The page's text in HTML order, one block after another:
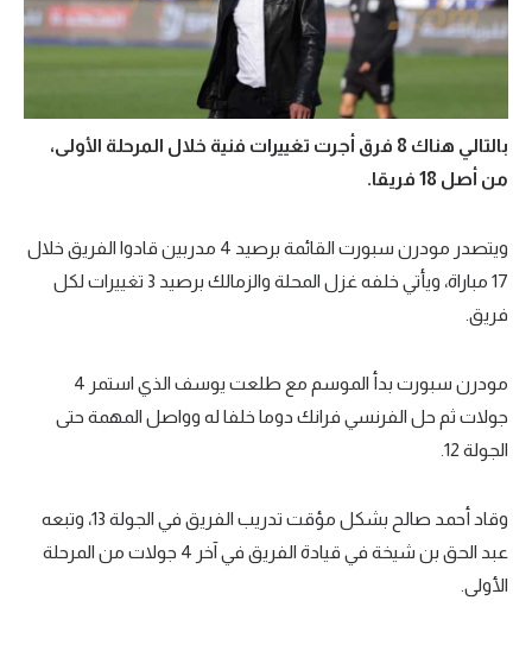
بالتالي هناك 8 فرق أجرت تغييرات فنية خلال المرحلة الأولى،
من أصل 18 فريقا.
ويتصدر مودرن سبورت القائمة برصيد 4 مدربين قادوا الفريق خلال
17 مباراة، ويأتي خلفه غزل المحلة والزمالك برصيد 3 تغييرات لكل
فريق.
مودرن سبورت بدأ الموسم مع طلعت يوسف الذي استمر 4
جولات ثم حل الفرنسي فرانك دوما خلفا له وواصل المهمة حتى
الجولة 12.
وقاد أحمد صالح بشكل مؤقت تدريب الفريق في الجولة 13، وتبعه
عبد الحق بن شيخة في قيادة الفريق في آخر 4 جولات من المرحلة
الأولى.